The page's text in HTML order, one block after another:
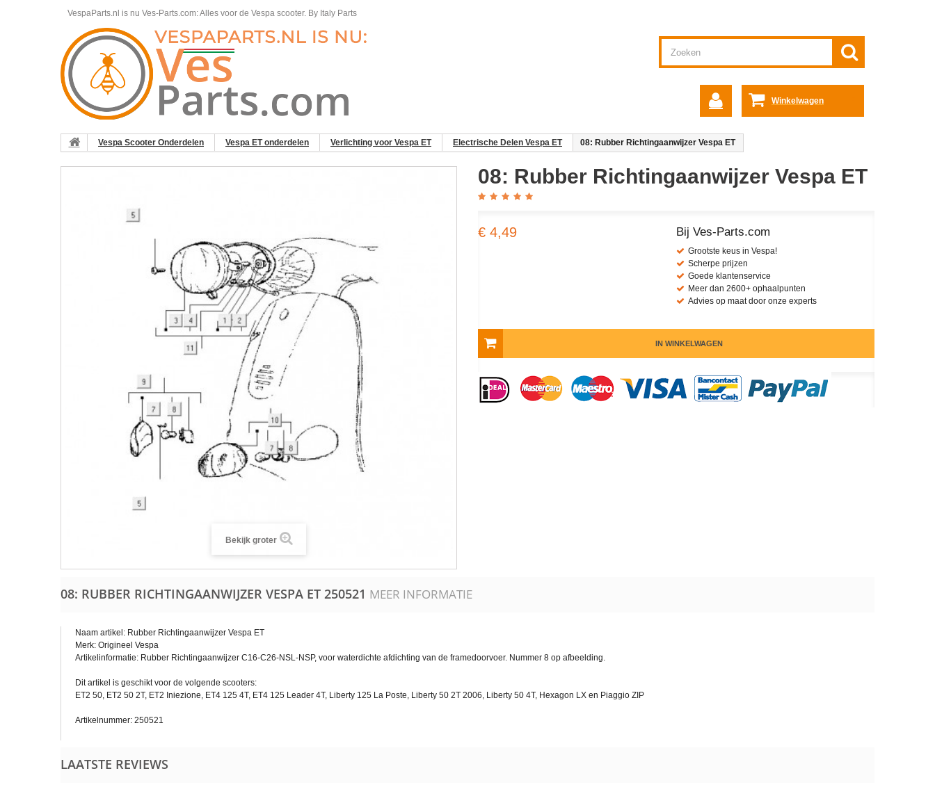
VespaParts.nl is nu Ves-Parts.com: Alles voor de Vespa scooter. By Italy Parts
Winkelwagen
Vespa Scooter Onderdelen Vespa ET onderdelen Verlichting voor Vespa ET Electrische Delen Vespa ET 08: Rubber Richtingaanwijzer Vespa ET
Bekijk groter
08: Rubber Richtingaanwijzer Vespa ET
€ 4,49 Bij Ves-Parts.com
Grootste keus in Vespa!
Scherpe prijzen
Goede klantenservice
Meer dan 2600+ ophaalpunten
Advies op maat door onze experts
IN WINKELWAGEN
08: RUBBER RICHTINGAANWIJZER VESPA ET 250521 MEER INFORMATIE
Naam artikel: Rubber Richtingaanwijzer Vespa ET
Merk: Origineel Vespa
Artikelinformatie: Rubber Richtingaanwijzer C16-C26-NSL-NSP, voor waterdichte afdichting van de framedoorvoer. Nummer 8 op afbeelding.
Dit artikel is geschikt voor de volgende scooters:
ET2 50, ET2 50 2T, ET2 Iniezione, ET4 125 4T, ET4 125 Leader 4T, Liberty 125 La Poste, Liberty 50 2T 2006, Liberty 50 4T, Hexagon LX en Piaggio ZIP
Artikelnummer: 250521
LAATSTE REVIEWS